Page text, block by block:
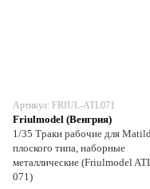
Артикул: FRIUL-ATL071
Friulmodel (Венгрия)
1/35 Траки рабочие для
плоского типа, наборные
металлические (Friulmodel
071)